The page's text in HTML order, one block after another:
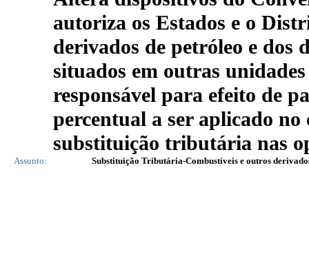
autoriza os Estados e o
derivados de petróleo e dos
situados em outras
responsável para efeito de
percentual a ser aplicado
substituição tributária nas
Assunto: Substituição Tributária-Combustíveis e outros